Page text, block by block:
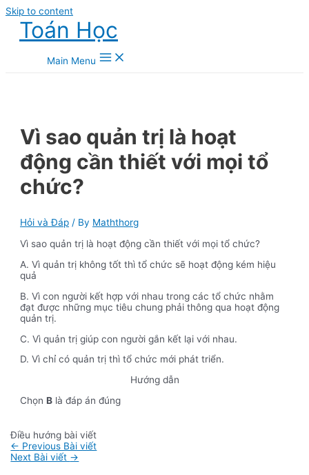
Skip to content
Toán Học
Main Menu
Vì sao quản trị là hoạt
động cần thiết với mọi tổ
chức?
Hỏi và Đáp / By Maththorg
Vì sao quản trị là hoạt động cần thiết với mọi tổ chức?
A. Vì quản trị không tốt thì tổ chức sẽ hoạt động kém hiệu
quả
B. Vì con người kết hợp với nhau trong các tổ chức nhằm
đạt được những mục tiêu chung phải thông qua hoạt động
quản trị.
C. Vì quản trị giúp con người gắn kết lại với nhau.
D. Vì chỉ có quản trị thì tổ chức mới phát triển.
Hướng dẫn
ChọnB là đáp án đúng
Điều hướng bài viết
← Previous Bài viết
Next Bài viết →